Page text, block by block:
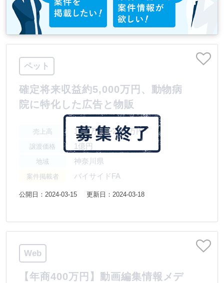
ペット
確定将来収益約5,000万円、動物病
院に特化した広告と物販
売上高 1000万円〜2000万円
譲渡価格 1億円
地域 神奈川県
案件掲載者 バイサイドFA
公開日：2024-03-15 更新日：2024-03-18
Web
【年商400万円】動画編集情報メデ